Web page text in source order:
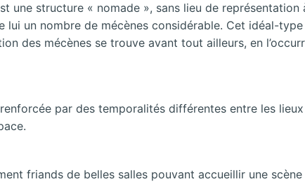
une structure « nomade », sans lieu de
un nombre de mécènes considérable. Cet idéal-
des mécènes se trouve avant tout ailleurs, en
par des temporalités différentes entre les
friands de belles salles pouvant accueillir une